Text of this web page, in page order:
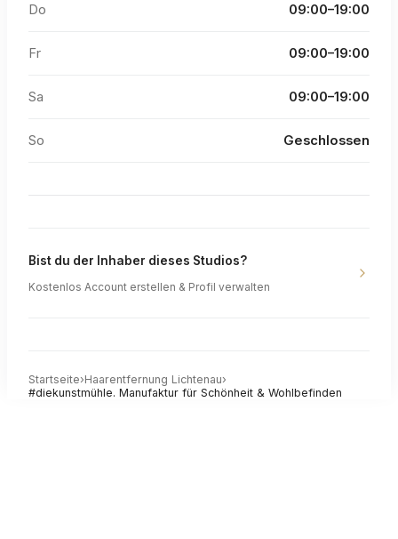
Do 09:00–19:00
Fr 09:00–19:00
Sa 09:00–19:00
So Geschlossen
Bist du der Inhaber dieses Studios?
Kostenlos Account erstellen & Profil verwalten
Startseite›Haarentfernung Lichtenau›
#diekunstmühle. Manufaktur für Schönheit & Wohlbefinden